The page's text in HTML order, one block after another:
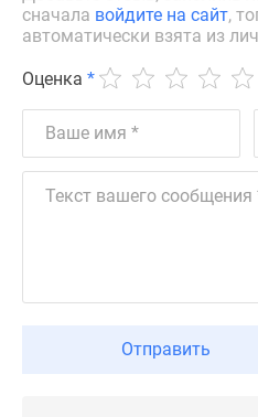
сначала войдите на сайт,
автоматически взята из
Оценка *
Отправить